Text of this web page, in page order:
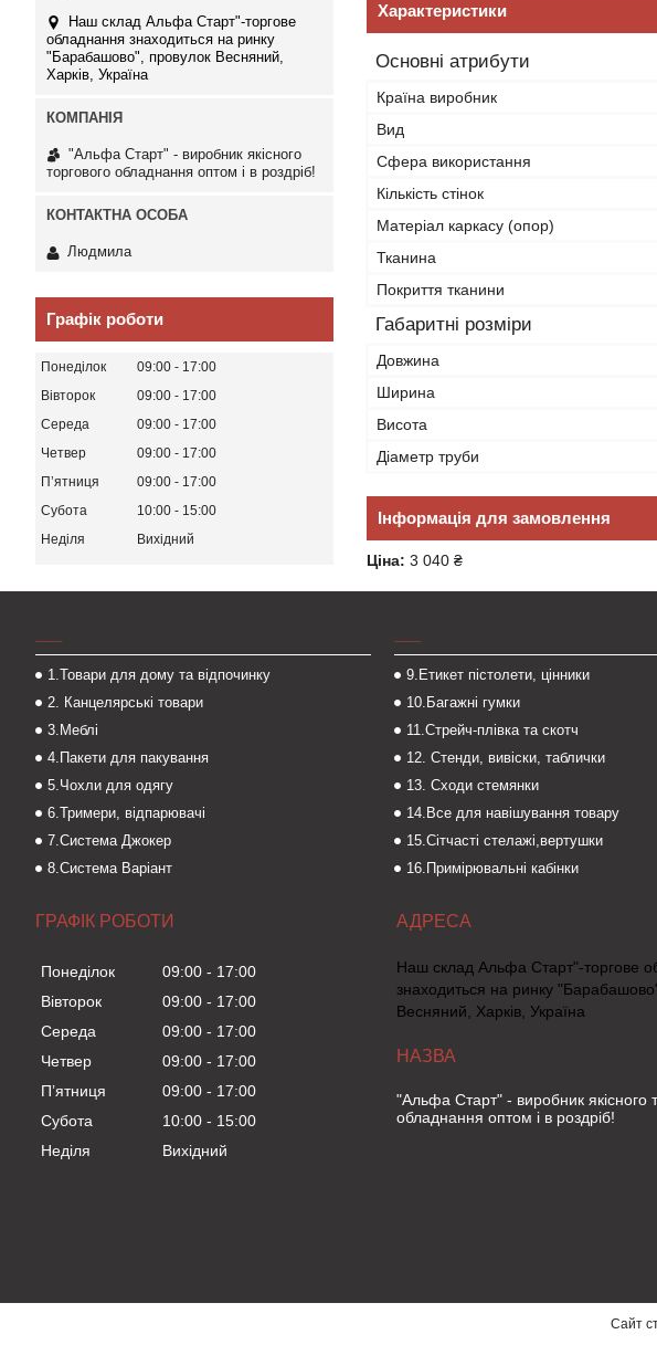
Характеристики
Основні атрибути
Країна виробник
Вид
Сфера використання
Кількість стінок
Матеріал каркасу (опор)
Тканина
Покриття тканини
Габаритні розміри
Довжина
Ширина
Висота
Діаметр труби
Інформація для замовлення
Ціна: 3 040 ₴
Наш склад Альфа Старт"-торгове
обладнання знаходиться на ринку
"Барабашово", провулок Весняний,
Харків, Україна
"Альфа Старт" - виробник якісного
торгового обладнання оптом і в роздріб!
Людмила
Графік роботи
Понеділок 09:00
17:00
Вівторок
09:00
17:00
Середа
09:00
17:00
Четвер
09:00
17:00
Пʼятниця
09:00
17:00
Субота
10:00
15:00
Неділя
Вихідний
1.Товари для дому та відпочинку
2. Канцелярські товари
3.Меблі
4.Пакети для пакування
5.Чохли для одягу
6.Тримери, відпарювачі
7.Система Джокер
8.Система Варіант
9.Етикет пістолети, цінники
10.Багажні гумки
11.Стрейч-плівка та скотч
12. Стенди, вивіски, таблички
13. Сходи стемянки
14.Все для навішування товару
15.Сітчасті стелажі,вертушки
16.Примірювальні кабінки
ГРАФІК РОБОТИ
Понеділок 09:00
17:00
Вівторок
09:00
17:00
Середа
09:00
17:00
Четвер
09:00
17:00
Пʼятниця
09:00
17:00
Субота
10:00
15:00
Неділя
Вихідний
Наш склад Альфа Старт"-торгове
знаходиться на ринку
Весняний, Харків, Україна
"Альфа Старт" - виробник якісного
обладнання оптом і в роздріб!
Сайт